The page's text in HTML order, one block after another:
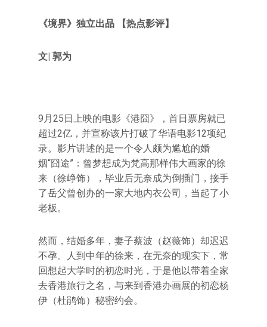
《境界》独立出品 【热点影评】
文| 郭为
9月25日上映的电影《港囧》，首日票房就已
超过2亿，并宣称该片打破了华语电影12项纪
录。影片讲述的是一个令人颇为尴尬的婚
姻“囧途”：曾梦想成为梵高那样伟大画家的徐
来（徐峥饰），毕业后无奈成为倒插门，接手
了岳父曾创办的一家大地内衣公司，当起了小
老板。
然而，结婚多年，妻子蔡波（赵薇饰）却迟迟
不孕。人到中年的徐来，在无奈的现实下，常
回想起大学时的初恋时光，于是他以带着全家
去香港旅行之名，与来到香港办画展的初恋杨
伊（杜鹃饰）秘密约会。